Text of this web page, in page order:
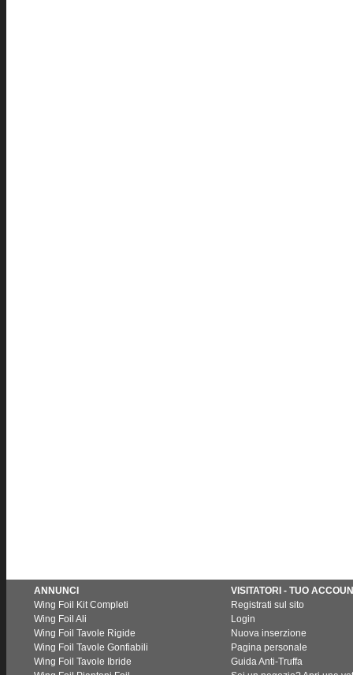
ANNUNCI
Wing Foil Kit Completi
Wing Foil Ali
Wing Foil Tavole Rigide
Wing Foil Tavole Gonfiabili
Wing Foil Tavole Ibride
VISITATORI - TUO
Registrati sul sito
Login
Nuova inserzione
Pagina personale
Guida Anti-Truffa